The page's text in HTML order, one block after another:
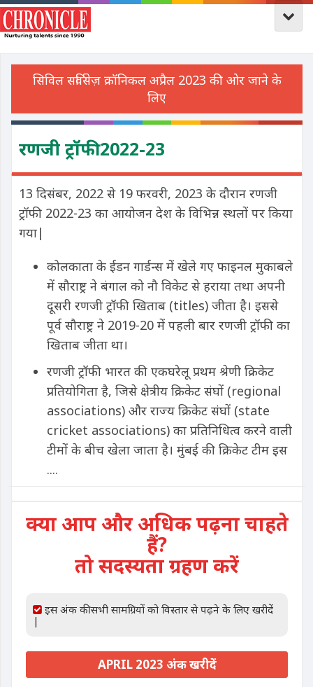
रणजी ट्रॉफी 2022-23
13 दिसंबर, 2022 से 19 फरवरी, 2023 के दौरान रणजी
ट्रॉफी 2022-23 का आयोजन देश के विभिन्न स्थलों पर किया
गया|
कोलकाता के ईडन गार्डन्स में खेले गए फाइनल मुकाबले
में सौराष्ट्र ने बंगाल को नौ विकेट से हराया तथा अपनी
दूसरी रणजी ट्रॉफी खिताब (titles) जीता है। इससे
पूर्व सौराष्ट्र ने 2019-20 में पहली बार रणजी ट्रॉफी का
खिताब जीता था।
रणजी ट्रॉफी भारत की एकघरेलू प्रथम श्रेणी क्रिकेट
प्रतियोगिता है, जिसे क्षेत्रीय क्रिकेट संघों (regional
associations) और राज्य क्रिकेट संघों (state
cricket associations) का प्रतिनिधित्व करने वाली
टीमों के बीच खेला जाता है। मुंबई की क्रिकेट टीम इस
....
क्या आप और अधिक पढ़ना चाहते
हैं?
तो सदस्यता ग्रहण करें
इस अंक की सभी सामग्रियों को विस्तार से पढ़ने के लिए खरीदें
|
APRIL 2023 अंक खरीदें